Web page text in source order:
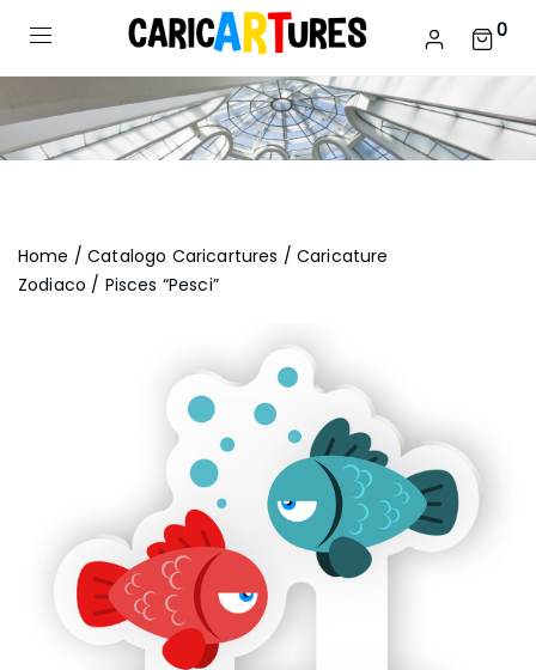
0
Home /Catalogo Caricartures / Caricature
Zodiaco / Pisces “Pesci”